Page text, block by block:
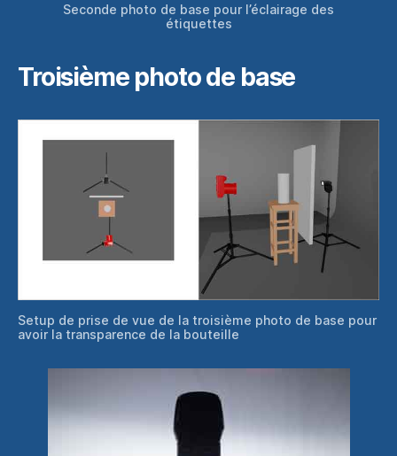
Seconde photo de base pour l’éclairage des
étiquettes
Troisième photo de base
Setup de prise de vue de la troisième photo de base pour
avoir la transparence de la bouteille